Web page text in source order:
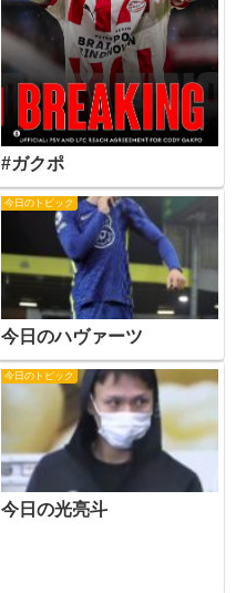
#ガクポ
今日のトピック
今日のハヴァーツ
今日のトピック
今日の光亮斗